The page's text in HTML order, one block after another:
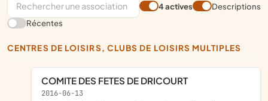
4 actives
Descriptions
Récentes
CENTRES DE LOISIRS, CLUBS DE LOISIRS MULTIPLES
COMITE DES FETES DE DRICOURT
2016-06-13